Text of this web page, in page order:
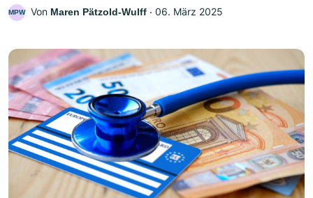
MPW Von Maren Pätzold-Wulff ‧ 06. März 2025